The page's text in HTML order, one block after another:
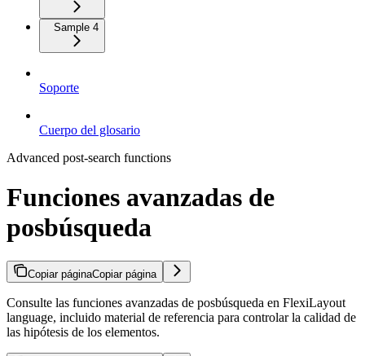
Sample 4
Soporte
Cuerpo del glosario
Advanced post-search functions
Funciones avanzadas de
posbúsqueda
Copiar páginaCopiar página
Consulte las funciones avanzadas de posbúsqueda en FlexiLayout
language, incluido material de referencia para controlar la calidad de
las hipótesis de los elementos.